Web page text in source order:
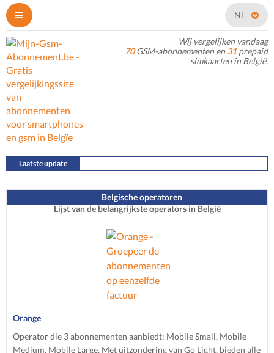
Nl
Wij vergelijken vandaag
70GSM-abonnementen en 31 prepaid
simkaarten in België.
Laatste update
Belgische operatoren
Lijst van de belangrijkste operators in België
Orange
Operator die 3 abonnementen aanbiedt: Mobile Small, Mobile
Medium, Mobile Large. Met uitzondering van Go Light, bieden alle